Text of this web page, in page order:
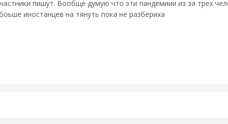
пишут. Вообще думую что эти пандемиии из за трех
иностанцев на тянуть пока не разбериха